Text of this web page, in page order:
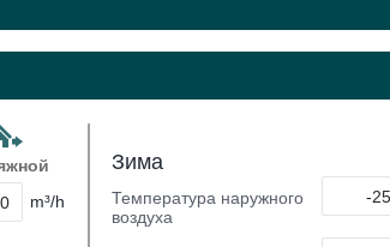
m³/h
Зима
Температура наружного
воздуха